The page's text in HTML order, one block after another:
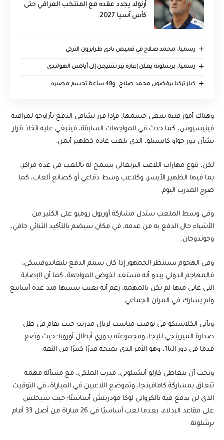
أرنولد يجدد عقده مع المنتخب العراقي حتى
كأس آسيا 2027
رسميا.. محمد صلاح في قميص نادي طرابزون التركي
رسميا.. برشلونة يعلن إعارة تير شتيجن إلى أياكس الهولندي
كبار تركيا يرفضون محمد صلاح.. و48 ساعة تحسم مصيره
وهناك أمور فنية ينبغي حسمها، فإذا قرر تشافي الدفع بأراوخو لمراقبة
فينيسيوس، كما حدث في المواجهات السابقة، فينبغي عليه اتخاذ قرار
بشأن دور جواو كانسيلو، الذي يلعب عادة كظهير أيمن.
لكن، تنوع مهارات اللاعب البرتغالي يسمح له باللعب في عدة مراكز،
بما فيها الظهير الأيسر، وكلاعب وسط دفاعي أو كصانع ألعاب، كما
صرح المدرب اليوم.
وفي وسط الملعب ستدل مشاركة أوريول روميو على الكثير من
الأشياء حال الدفع به من عدمه، في مكان سيضم بالتأكيد الثنائي جافي،
وجوندوجان.
وفي الهجوم سينتظر الجمهور إذا كان سيتم الدفع بليفاندوفسكي،
فالمهاجم الدولي يبدو أنه مستعد لخوض المواجهة، كما أن الإصابة
التي عانى منها لم تكن بالمهمة، رغم أنه يغيب بسببها منذ عدة أسابيع
ولم يشارك في المران الجماعي.
ويأتي الكلاسيكو في توقيت مناسب لريال مدريد؛ حيث يقام في ظل
صدارة الميرينجي لليجا، ومجموعته بدوري أبطال أوروبا؛ حيث وضع
قدما في دور الـ16، وهو الأمر الذي يمنحه قدرًا كبيرًا من الثقة.
ويجب أن يتعاطى كارلو أنشيلوتي، مدرب الملكي، مع مسألة مهمة
تتعلق بمشاركة كامافينجا، وتموضع اللاعبين في المباراة، في التوقيت
الذي لن يدفع فيه بالكرواتي لوكا مودريتش أساسيًا؛ حيث سيجلس
على مقاعد البدلاء، بعدما لعب أساسيًا في 26 مباراة من أصل 33 أمام
برشلونة.